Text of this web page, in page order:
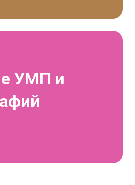
УМП и